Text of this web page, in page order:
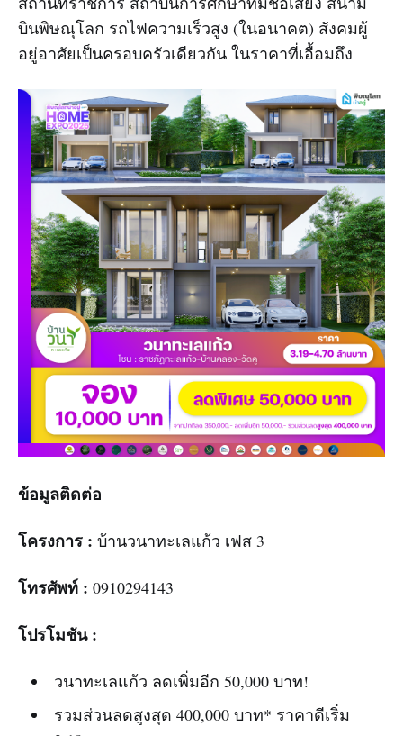
บินพิษณุโลก รถไฟความเร็วสูง (ในอนาคต) สังคมผู้
อยู่อาศัยเป็นครอบครัวเดียวกัน ในราคาที่เอื้อมถึง
ข้อมูลติดต่อ
โครงการ : บ้านวนาทะเลแก้ว เฟส 3
โทรศัพท์ : 0910294143
โปรโมชัน :
วนาทะเลแก้ว ลดเพิ่มอีก 50,000 บาท!
รวมส่วนลดสูงสุด 400,000 บาท* ราคาดีเริ่ม